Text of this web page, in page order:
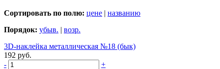
Сортировать по полю: цене | названию
Порядок: убыв. | возр.
3D-наклейка металлическая №18 (бык)
192 руб.
-
+